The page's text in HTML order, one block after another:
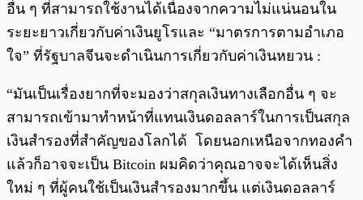
อื่น ๆ ที่สามารถใช้งานได้เนื่องจากความไม่แน่นอนใน
ระยะยาวเกี่ยวกับค่าเงินยูโรและ “มาตรการตามอำเภอ
ใจ” ที่รัฐบาลจีนจะดำเนินการเกี่ยวกับค่าเงินหยวน :
“มันเป็นเรื่องยากที่จะมองว่าสกุลเงินทางเลือกอื่น ๆ จะ
สามารถเข้ามาทำหน้าที่แทนเงินดอลลาร์ในการเป็นสกุล
เงินสำรองที่สำคัญของโลกได้ โดยนอกเหนือจากทองคำ
แล้วก็อาจจะเป็น Bitcoin ผมคิดว่าคุณอาจจะได้เห็นสิ่ง
ใหม่ ๆ ที่ผู้คนใช้เป็นเงินสำรองมากขึ้น แต่เงินดอลลาร์